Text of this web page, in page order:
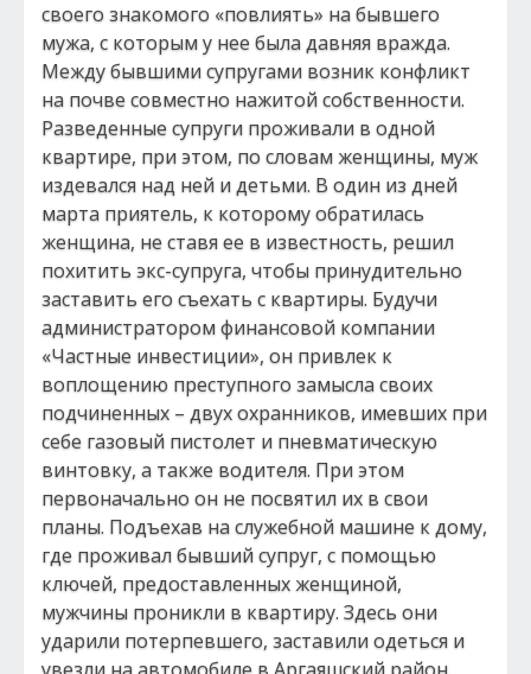
своего знакомого «повлиять» на бывшего
мужа, с которым у нее была давняя вражда.
Между бывшими супругами возник конфликт
на почве совместно нажитой собственности.
Разведенные супруги проживали в одной
квартире, при этом, по словам женщины, муж
издевался над ней и детьми. В один из дней
марта приятель, к которому обратилась
женщина, не ставя ее в известность, решил
похитить экс-супруга, чтобы принудительно
заставить его съехать с квартиры. Будучи
администратором финансовой компании
«Частные инвестиции», он привлек к
воплощению преступного замысла своих
подчиненных – двух охранников, имевших при
себе газовый пистолет и пневматическую
винтовку, а также водителя. При этом
первоначально он не посвятил их в свои
планы. Подъехав на служебной машине к дому,
где проживал бывший супруг, с помощью
ключей, предоставленных женщиной,
мужчины проникли в квартиру. Здесь они
ударили потерпевшего, заставили одеться и